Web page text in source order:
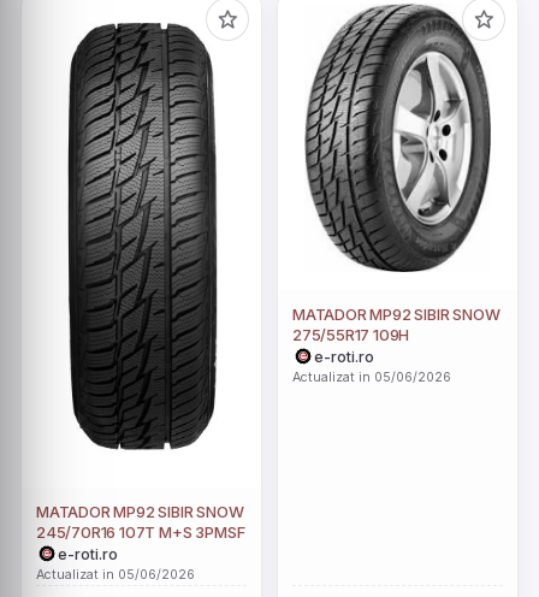
MATADOR MP92 SIBIR SNOW
245/70R16 107T M+S 3PMSF
e-roti.ro
Actualizat in 05/06/2026
MATADOR MP92 SIBIR SNOW
275/55R17 109H
e-roti.ro
Actualizat in 05/06/2026